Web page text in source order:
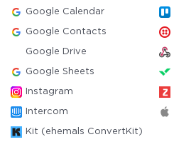
Google Calendar
Google Contacts
Google Drive
Google Sheets
Instagram
Intercom
Kit (ehemals ConvertKit)